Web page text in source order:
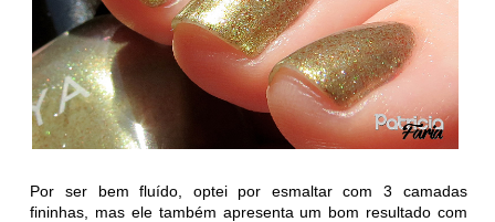
Por ser bem fluído, optei por esmaltar com 3 camadas
fininhas, mas ele também apresenta um bom resultado com